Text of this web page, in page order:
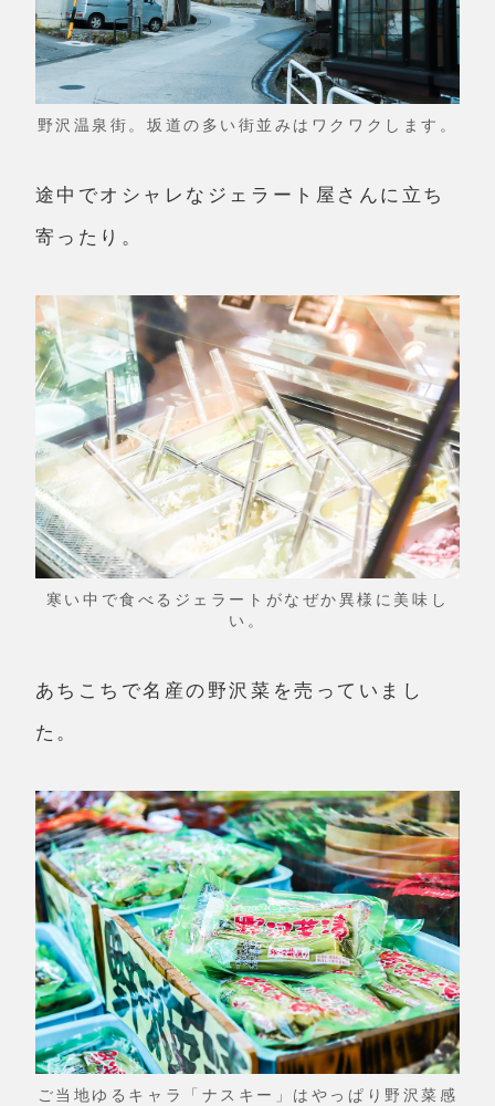
野沢温泉街。坂道の多い街並みはワクワクします。
途中でオシャレなジェラート屋さんに立ち
寄ったり。
寒い中で食べるジェラートがなぜか異様に美味し
い。
あちこちで名産の野沢菜を売っていまし
た。
ご当地ゆるキャラ「ナスキー」はやっぱり野沢菜感